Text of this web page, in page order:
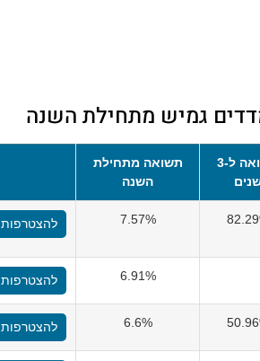
גמיש מתחילת השנה
תשואה ל-3
תשואה מתחילת
השנה
7.57% להצטרפות
6.91% להצטרפות
6.6% להצטרפות